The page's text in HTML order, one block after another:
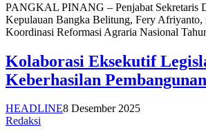
PANGKAL PINANG – Penjabat Sekretaris
Kepulauan Bangka Belitung, Fery Afriyanto,
Koordinasi Reformasi Agraria Nasional
Kolaborasi Eksekutif
Keberhasilan
HEADLINE8 Desember 2025
Redaksi